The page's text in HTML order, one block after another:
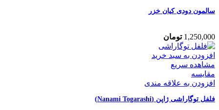
سالمون دودی کیان خزر
1,250,000 تومان
افزودن به سبد خرید
مشاهده سریع
مقایسه
افزودن به علاقه مندی
فلفل توگاراشی ژاپن (Nanami Togarashi)